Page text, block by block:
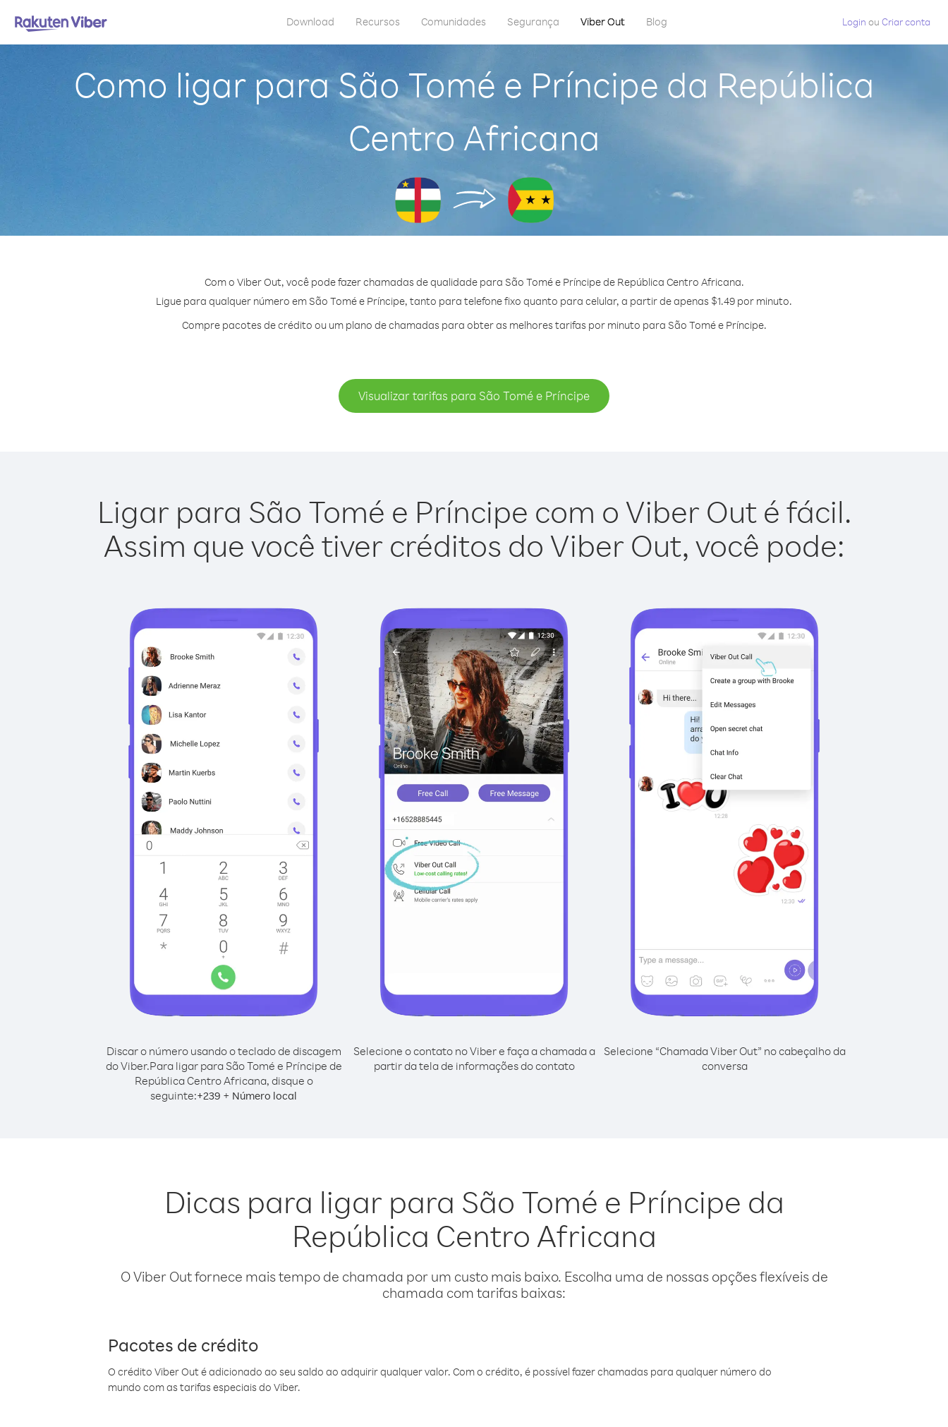
Download Recursos Comunidades Segurança Viber Out Blog Login ou Criar conta
Como ligar para São Tomé e Príncipe da República
Centro Africana
Com o Viber Out, você pode fazer chamadas de qualidade para São Tomé e Príncipe de República Centro Africana.
Ligue para qualquer número em São Tomé e Príncipe, tanto para telefone fixo quanto para celular, a partir de apenas $1.49 por minuto.
Compre pacotes de crédito ou um plano de chamadas para obter as melhores tarifas por minuto para São Tomé e Príncipe.
Visualizar tarifas para São Tomé e Príncipe
Ligar para São Tomé e Príncipe com o Viber Out é fácil.
Assim que você tiver créditos do Viber Out, você pode:
Discar o número usando o teclado de discagem
do Viber.Para ligar para São Tomé e Príncipe de
República Centro Africana, disque o
seguinte:+239 + Número local
Selecione o contato no Viber e faça a chamada a
partir da tela de informações do contato
Selecione “Chamada Viber Out” no cabeçalho da
conversa
Dicas para ligar para São Tomé e Príncipe da
República Centro Africana
O Viber Out fornece mais tempo de chamada por um custo mais baixo. Escolha uma de nossas opções flexíveis de
chamada com tarifas baixas:
Pacotes de crédito
O crédito Viber Out é adicionado ao seu saldo ao adquirir qualquer valor. Com o crédito, é possível fazer chamadas para qualquer número do
mundo com as tarifas especiais do Viber.